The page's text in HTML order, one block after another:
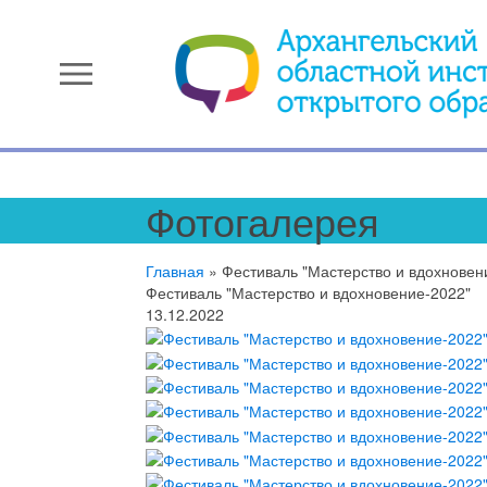
menu
Фотогалерея
Главная »Фестиваль "Мастерство и
Фестиваль "Мастерство и вдохновение-2022"
13.12.2022